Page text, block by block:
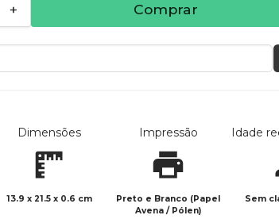
+ Comprar
Dimensões
13.9 x 21.5 x 0.6 cm
Impressão
Preto e Branco (Papel
Avena / Pólen)
Idade
Sem